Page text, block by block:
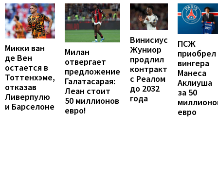
Микки ван
де Вен
остается в
Тоттенхэме,
отказав
Ливерпулю
и Барселоне
Милан
отвергает
предложение
Галатасарая:
Леан стоит
50 миллионов
евро!
Винисиус
Жуниор
продлил
контракт
с Реалом
до 2032
года
ПСЖ
приобрел
вингера
Манеса
Аклиуша
за 50
евро